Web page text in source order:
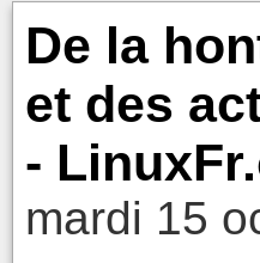
De la
et des
-
mardi 15